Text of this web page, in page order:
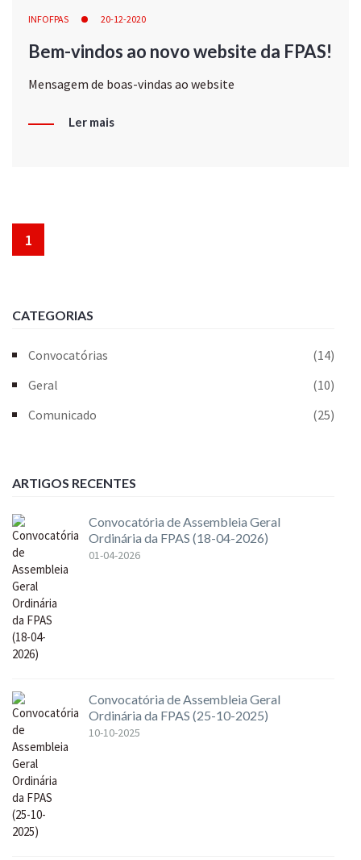
INFOFPAS 20-12-2020
Bem-vindos ao novo website da FPAS!
Mensagem de boas-vindas ao website
Ler mais
1
CATEGORIAS
Convocatórias
(14)
Geral
(10)
Comunicado
(25)
ARTIGOS RECENTES
Convocatória de Assembleia Geral
Ordinária da FPAS (18-04-2026)
01-04-2026
Convocatória de Assembleia Geral
Ordinária da FPAS (25-10-2025)
10-10-2025